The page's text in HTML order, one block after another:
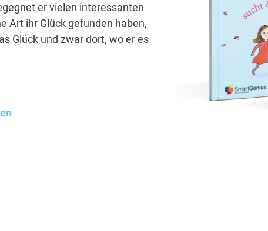
er vielen interessanten
Art ihr Glück gefunden haben,
Glück und zwar dort, wo er es